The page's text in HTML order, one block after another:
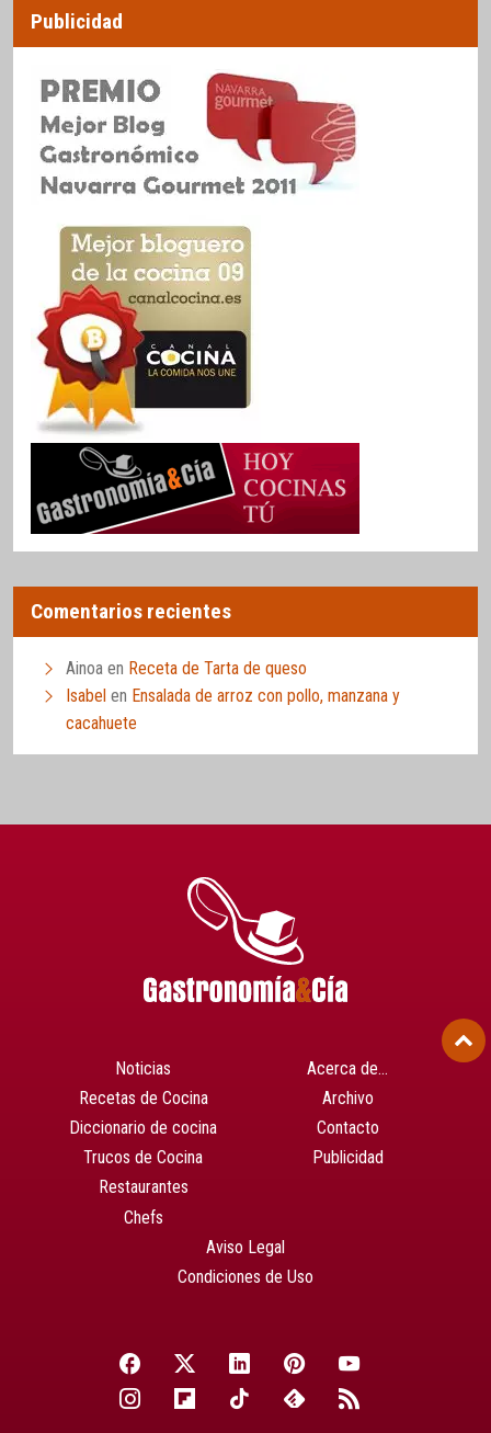
Publicidad
Comentarios recientes
Ainoa en Receta de Tarta de queso
Isabel en Ensalada de arroz con pollo, manzana y
cacahuete
Noticias
Recetas de Cocina
Diccionario de cocina
Trucos de Cocina
Restaurantes
Chefs
Acerca de…
Archivo
Contacto
Publicidad
Aviso Legal
Condiciones de Uso